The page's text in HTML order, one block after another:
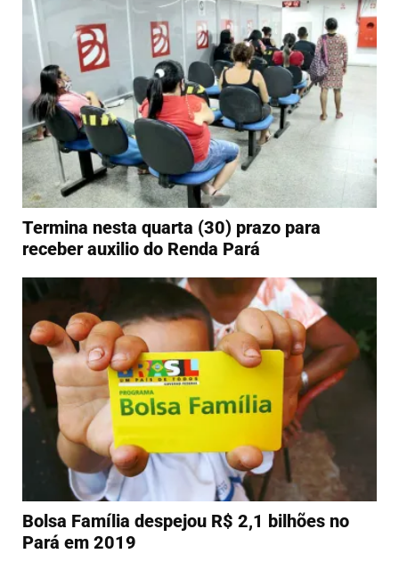
Termina nesta quarta (30) prazo para
receber auxilio do Renda Pará
Bolsa Família despejou R$ 2,1 bilhões no
Pará em 2019